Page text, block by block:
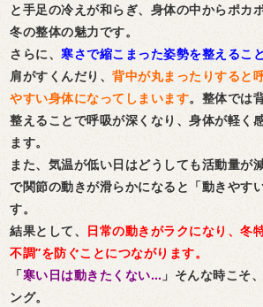
と手足の冷えが和らぎ、身体の中からポカ
冬の整体の魅力です。
さらに、寒さで縮こまった姿勢を整えるこ
肩がすくんだり、背中が丸まったりすると
やすい身体になってしまいます。整体では
整えることで呼吸が深くなり、身体が軽く
ます。
また、気温が低い日はどうしても活動量が
で関節の動きが滑らかになると「動きやす
す。
結果として、 日常の動きがラクになり、冬
不調”を防ぐことにつながります。
「寒い日は動きたくない… 」そんな時こそ
ング。